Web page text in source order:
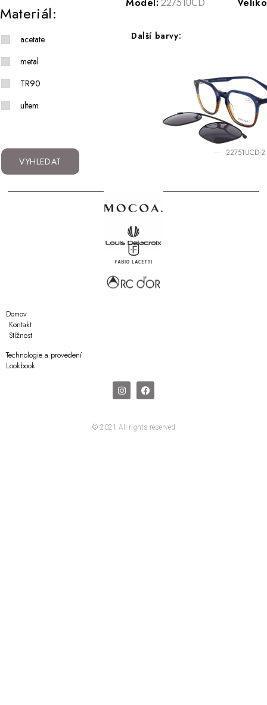
Materiál:
acetate
metal
TR90
ultem
VYHLEDAT
Další barvy:
22751UCD-2
Domov
Kontakt
Stížnost
Technologie a provedení
Lookbook
© 2021 All rights reserved